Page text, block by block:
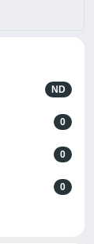
ND
0
0
0